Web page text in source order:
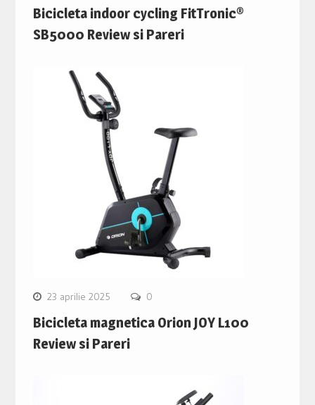
Bicicleta indoor cycling FitTronic®
SB5000 Review si Pareri
23 aprilie 2025 0
Bicicleta magnetica Orion JOY L100
Review si Pareri